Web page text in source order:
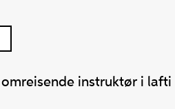
instruktør i lafti